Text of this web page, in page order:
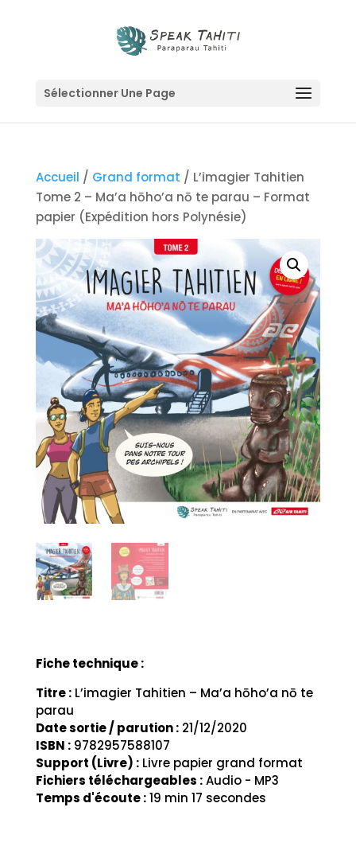
Sélectionner Une Page
Accueil / Grand format / L’imagier Tahitien
Tome 2 – Ma’a hōho’a nō te parau – Format
papier (Expédition hors Polynésie)
Fiche technique :
Titre :L’imagier Tahitien – Ma’a hōho’a nō te
parau
Date sortie / parution :21/12/2020
ISBN : 9782957588107
Support (Livre) :Livre papier grand format
Fichiers téléchargeables :Audio - MP3
Temps d'écoute :19 min 17 secondes